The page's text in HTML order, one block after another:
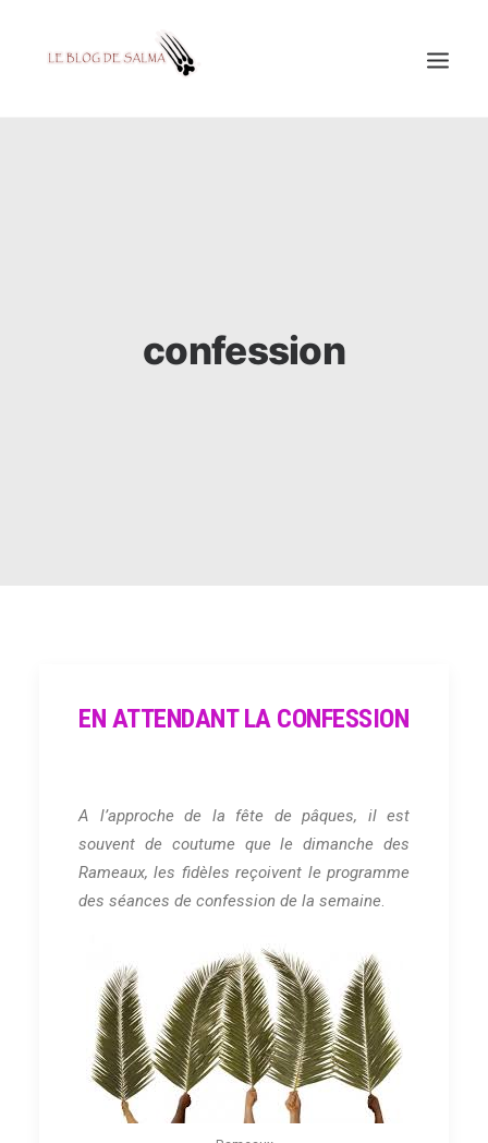
TESTÉ POUR VOUSconfession
EN ATTENDANT LA CONFESSION
A l’approche de la fête de pâques, il est
souvent de coutume que le dimanche des
Rameaux, les fidèles reçoivent le programme
des séances de confession de la semaine.